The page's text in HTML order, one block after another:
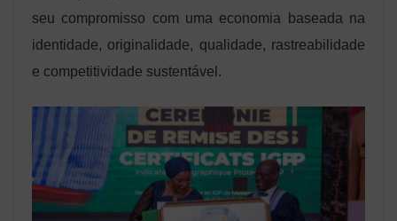
seu compromisso com uma economia baseada na
identidade, originalidade, qualidade, rastreabilidade
e competitividade sustentável.